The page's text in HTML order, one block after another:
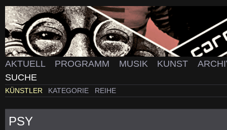
AKTUELL PROGRAMM MUSIK KUNST
SUCHE
KÜNSTLER KATEGORIE REIHE
PSY